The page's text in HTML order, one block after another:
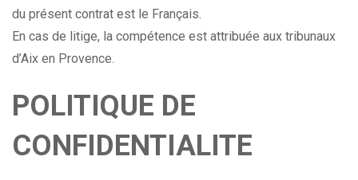
du présent contrat est le Français.
En cas de litige, la compétence est attribuée aux tribunaux
d’Aix en Provence.
POLITIQUE DE
CONFIDENTIALITE